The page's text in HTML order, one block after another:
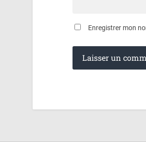
Enregistrer mon